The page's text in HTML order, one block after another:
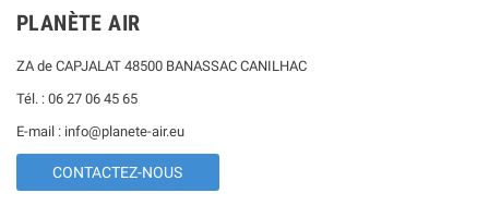
MONO-SPLIT DAIKIN COMFORA NORDIC R-32
MONO-SPLIT DAIKIN FTXC R-32
PLANÈTE AIR
ZA de CAPJALAT 48500 BANASSAC CANILHAC
Tél. : 06 27 06 45 65
E-mail : info@planete-air.eu
CONTACTEZ-NOUS